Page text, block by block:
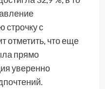
строчку с
отметить, что еще
прямо
уверенно